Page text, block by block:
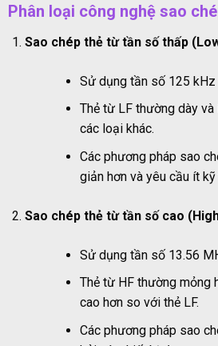
Phân loại công nghệ sao
Sao chép thẻ từ tần số thấp
Sử dụng tần số 125
Thẻ từ LF thường dày
các loại khác.
Các phương pháp sao
giản hơn và yêu cầu ít kỹ
Sao chép thẻ từ tần số cao
Sử dụng tần số 13.56
Thẻ từ HF thường mỏng
cao hơn so với thẻ LF.
Các phương pháp sao